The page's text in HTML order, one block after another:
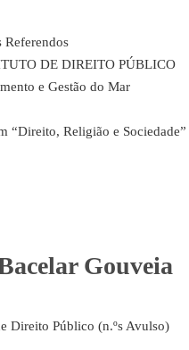
Referendos
DE DIREITO PÚBLICO
e Gestão do Mar
“Direito, Religião e Sociedade”
Gouveia
Direito Público (n.ºs Avulso)